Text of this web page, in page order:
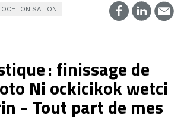
: finissage de
Ni ockicikok wetci
- Tout part de mes